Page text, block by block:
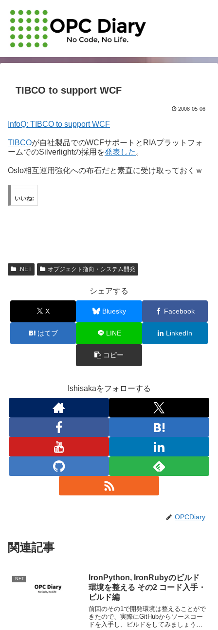
TIBCO to support WCF
2008-05-06
InfoQ: TIBCO to support WCF
TIBCOが自社製品でのWCFサポートとRIAプラットフォ
ームでのSilverlightの採用を発表した 。
Oslo相互運用強化への布石だと素直に受け取っておくｗ
いいね:
.NET オブジェクト指向・システム開発
シェアする
X Bluesky Facebook
はてブ LINE LinkedIn
コピー
Ishisakaをフォローする
OPCDiary
関連記事
.NET
IronPython, IronRubyのビルド
環境を整える その2 コード入手・
ビルド編
前回のその1で開発環境は整えることがで
きたので、実際にGitHubからソースコー
ドを入手し、ビルドをしてみましょう。